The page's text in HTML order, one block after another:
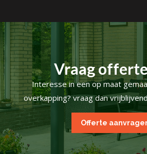
Vraag
Interesse in een op maat
overkapping? vraag dan
Offerte